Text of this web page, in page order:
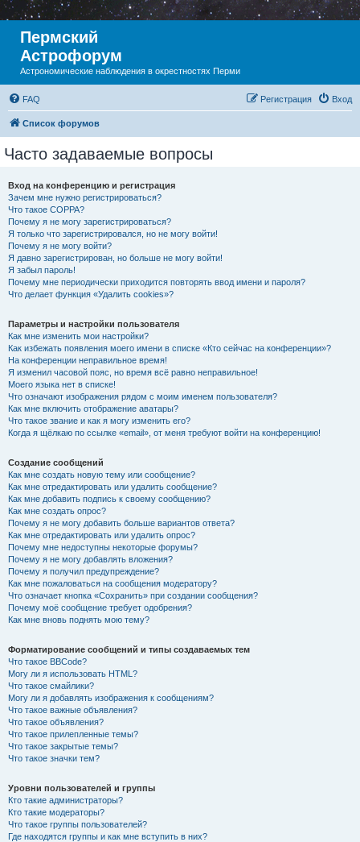
Пермский
Астрофорум
Астрономические наблюдения в окрестностях Перми
FAQ Вход
Регистрация
Список форумов
Часто задаваемые вопросы
Вход на конференцию и регистрация
Зачем мне нужно регистрироваться?
Что такое COPPA?
Почему я не могу зарегистрироваться?
Я только что зарегистрировался, но не могу войти!
Почему я не могу войти?
Я давно зарегистрирован, но больше не могу войти!
Я забыл пароль!
Почему мне периодически приходится повторять ввод имени и пароля?
Что делает функция «Удалить cookies»?
Параметры и настройки пользователя
Как мне изменить мои настройки?
Как избежать появления моего имени в списке «Кто сейчас на конференции»?
На конференции неправильное время!
Я изменил часовой пояс, но время всё равно неправильное!
Моего языка нет в списке!
Что означают изображения рядом с моим именем пользователя?
Как мне включить отображение аватары?
Что такое звание и как я могу изменить его?
Когда я щёлкаю по ссылке «email», от меня требуют войти на конференцию!
Создание сообщений
Как мне создать новую тему или сообщение?
Как мне отредактировать или удалить сообщение?
Как мне добавить подпись к своему сообщению?
Как мне создать опрос?
Почему я не могу добавить больше вариантов ответа?
Как мне отредактировать или удалить опрос?
Почему мне недоступны некоторые форумы?
Почему я не могу добавлять вложения?
Почему я получил предупреждение?
Как мне пожаловаться на сообщения модератору?
Что означает кнопка «Сохранить» при создании сообщения?
Почему моё сообщение требует одобрения?
Как мне вновь поднять мою тему?
Форматирование сообщений и типы создаваемых тем
Что такое BBCode?
Могу ли я использовать HTML?
Что такое смайлики?
Могу ли я добавлять изображения к сообщениям?
Что такое важные объявления?
Что такое объявления?
Что такое прилепленные темы?
Что такое закрытые темы?
Что такое значки тем?
Уровни пользователей и группы
Кто такие администраторы?
Кто такие модераторы?
Что такое группы пользователей?
Где находятся группы и как мне вступить в них?